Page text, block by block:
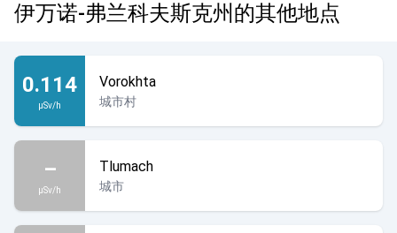
伊万诺-弗兰科夫斯克州的其他地点
0.114
µSv/h
Vorokhta
城市村
–
µSv/h
Tlumach
城市